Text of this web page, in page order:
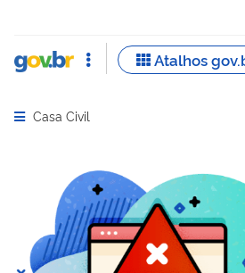
Abrir menu principal de navegação
Casa Civil